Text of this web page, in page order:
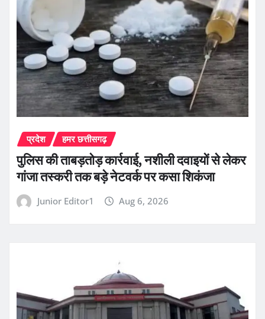
प्रदेश हमर छत्तीसगढ़
पुलिस की ताबड़तोड़ कार्रवाई, नशीली दवाइयों से लेकर
गांजा तस्करी तक बड़े नेटवर्क पर कसा शिकंजा
Junior Editor1 Aug 6, 2026